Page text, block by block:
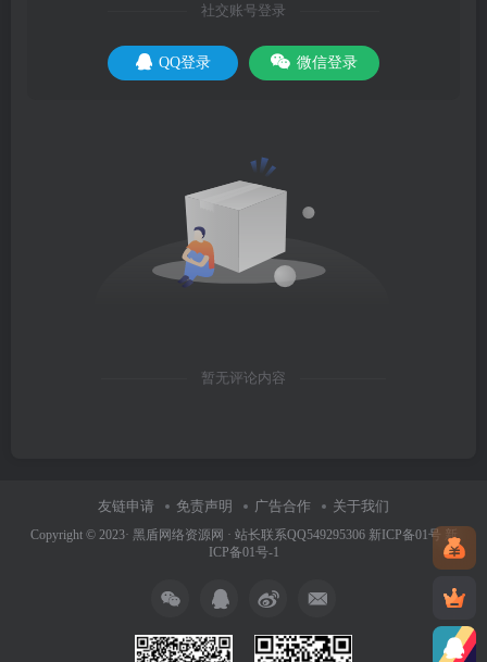
社交账号登录
QQ登录 微信登录
暂无评论内容
友链申请 免责声明 广告合作 关于我们
Copyright © 2023· 黑盾网络资源网 · 站长联系QQ549295306 新ICP备01号
新
ICP备01号-1